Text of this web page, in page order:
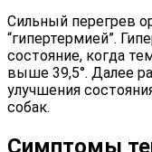
Сильный перегрев
“гипертермией”.
состояние, когда
выше 39,5°. Далее
улучшения
собак.
Симптомы